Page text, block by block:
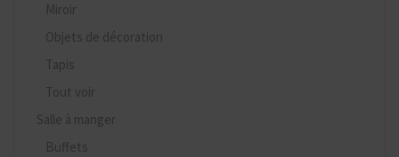
Miroir
Objets de décoration
Tapis
Tout voir
Salle à manger
Buffets